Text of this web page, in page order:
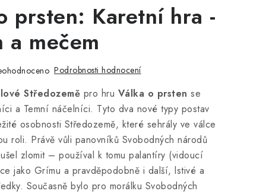
prsten: Karetní hra -
a mečem
Podrobnosti hodnocení
Středozemě pro hru Válka o prsten se
a Temní náčelníci. Tyto dva nové typy postav
osobnosti Středozemě, které sehrály ve válce
roli. Právě vůli panovníků Svobodných národů
zlomit – používal k tomu palantíry (vidoucí
jako Grímu a pravděpodobně i další, lstivé a
Současně bylo pro morálku Svobodných